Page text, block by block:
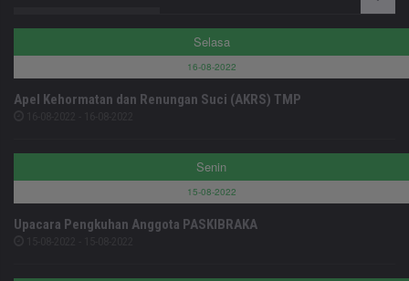
Selasa
16-08-2022
Apel Kehormatan dan Renungan Suci (AKRS) TMP
Senin
15-08-2022
Upacara Pengkuhan Anggota PASKIBRAKA